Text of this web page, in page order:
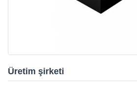
Üretim şirketi